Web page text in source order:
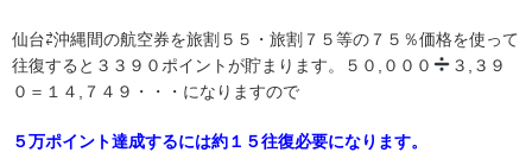
仙台⇄沖縄間の航空券を旅割５５・旅割７５等の７５％価格を使って
往復すると３３９０ポイントが貯まります。５０,０００
３,３９
０＝１４,７４９・・・になりますので
５万ポイント達成するには約１５往復必要になります。